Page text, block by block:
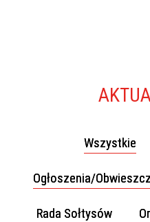
Wszystkie
Ogłoszenia/
Rada Sołtysów